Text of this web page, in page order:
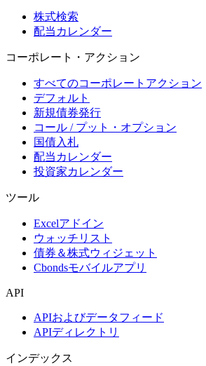
株式検索
配当カレンダー
コーポレート・アクション
すべてのコーポレートアクション
デフォルト
新規債券発行
コール / プット・オプション
国債入札
配当カレンダー
投資家カレンダー
ツール
Excelアドイン
ウォッチリスト
債券＆株式ウィジェット
Cbondsモバイルアプリ
API
APIおよびデータフィード
APIディレクトリ
インデックス